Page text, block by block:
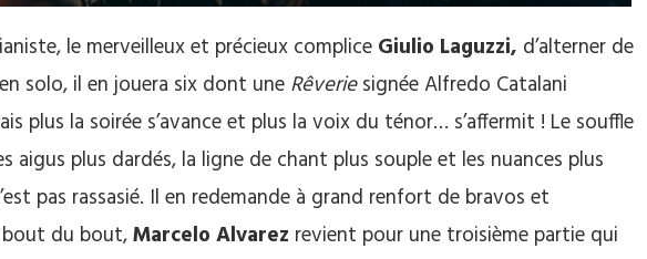
le merveilleux et précieux complice Giulio Laguzzi, d’alterner de
solo, il en jouera six dont une Rêveriesignée Alfredo Catalani
plus la soirée s’avance et plus la voix du ténor… s’affermit ! Le souffle
aigus plus dardés, la ligne de chant plus souple et les nuances plus
pas rassasié. Il en redemande à grand renfort de bravos et
bout du bout,Marcelo Alvarez revient pour une troisième partie qui